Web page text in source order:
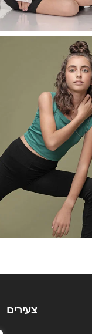
צעירים